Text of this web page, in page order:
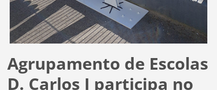
Agrupamento de Escolas
D. Carlos I participa no